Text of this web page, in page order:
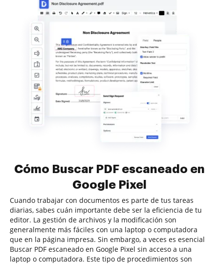
Cómo Buscar PDF escaneado en
Google Pixel
Cuando trabajar con documentos es parte de tus tareas
diarias, sabes cuán importante debe ser la eficiencia de tu
editor. La gestión de archivos y la modificación son
generalmente más fáciles con una laptop o computadora
que en la página impresa. Sin embargo, a veces es esencial
Buscar PDF escaneado en Google Pixel sin acceso a una
laptop o computadora. Este tipo de procedimientos son